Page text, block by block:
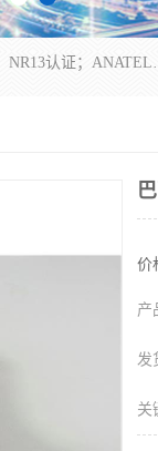
*是一家的测试、评估、检查与认机构，
价
产
发
关